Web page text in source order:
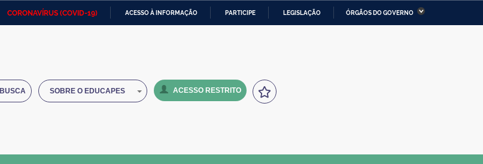
CORONAVÍRUS (COVID-19) ACESSO À INFORMAÇÃO PARTICIPE LEGISLAÇÃO ÓRGÃOS DO GOVERNO
Ministério das Relações
Ministério da Economia Ministério da Infraestrutura
BUSCA SOBRE O EDUCAPES ACESSO RESTRITO